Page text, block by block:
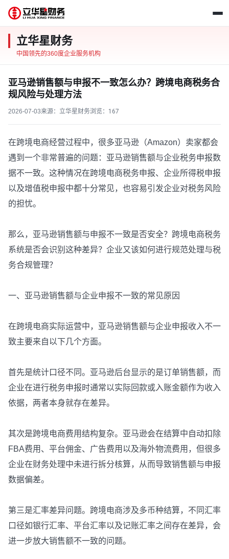
立华星财务
中国领先的360度企业服务机构
亚马逊销售额与申报不一致怎么办？跨境电商税务合
规风险与处理方法
2026-07-03来源：立华星财务浏览： 167
在跨境电商经营过程中，很多亚马逊（Amazon）卖家都会
遇到一个非常普遍的问题：亚马逊销售额与企业税务申报数
据不一致。这种情况在跨境电商税务申报、企业所得税申报
以及增值税申报中都十分常见，也容易引发企业对税务风险
的担忧。
那么，亚马逊销售额与申报不一致是否安全？跨境电商税务
系统是否会识别这种差异？企业又该如何进行规范处理与税
务合规管理？
一、亚马逊销售额与企业申报不一致的常见原因
在跨境电商实际运营中，亚马逊销售额与企业申报收入不一
致主要来自以下几个方面。
首先是统计口径不同。亚马逊后台显示的是订单销售额，而
企业在进行税务申报时通常以实际回款或入账金额作为收入
依据，两者本身就存在差异。
其次是跨境电商费用结构复杂。亚马逊会在结算中自动扣除
FBA费用、平台佣金、广告费用以及海外物流费用，但很多
企业在财务处理中未进行拆分核算，从而导致销售额与申报
数据偏差。
第三是汇率差异问题。跨境电商涉及多币种结算，不同汇率
口径如银行汇率、平台汇率以及记账汇率之间存在差异，会
进一步放大销售额不一致的问题。